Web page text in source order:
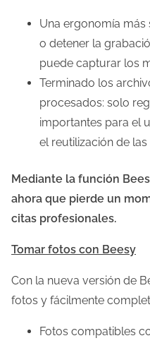
Una ergonomía más
o detener la
puede capturar los
Terminado los
procesados: solo
importantes para el
el reutilización de
Mediante la función
ahora que pierde un
citas profesionales.
Tomar fotos con Beesy
Con la nueva versión de
fotos y fácilmente
Fotos compatibles